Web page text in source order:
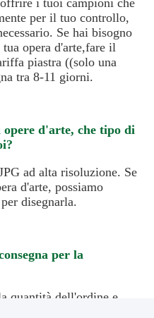
sacchetti in PVC,
in foglio di alluminio,
adesivi in plastica e
di stagno).
sufficienti, vi faremo
di stampa, quantità.
per il tuo controllo,